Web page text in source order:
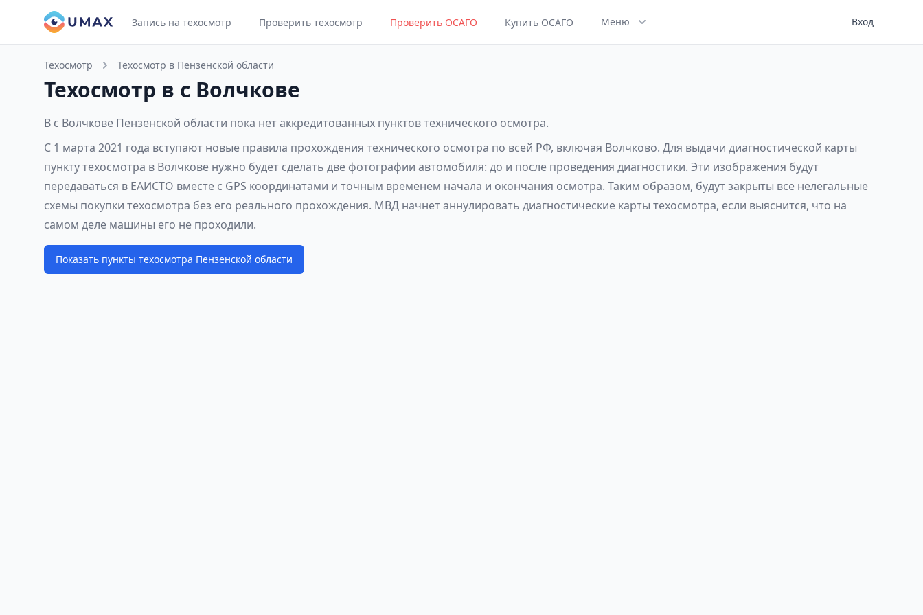
Запись на техосмотр Проверить техосмотр Проверить ОСАГО Купить ОСАГО Меню Вход
Техосмотр Техосмотр в Пензенской области
Техосмотр в с Волчкове
В с Волчкове Пензенской области пока нет аккредитованных пунктов технического осмотра.
С 1 марта 2021 года вступают новые правила прохождения технического осмотра по всей РФ, включая Волчково. Для выдачи диагностической карты
пункту техосмотра в Волчкове нужно будет сделать две фотографии автомобиля: до и после проведения диагностики. Эти изображения будут
передаваться в ЕАИСТО вместе с GPS координатами и точным временем начала и окончания осмотра. Таким образом, будут закрыты все нелегальные
схемы покупки техосмотра без его реального прохождения. МВД начнет аннулировать диагностические карты техосмотра, если выяснится, что на
самом деле машины его не проходили.
Показать пункты техосмотра Пензенской области